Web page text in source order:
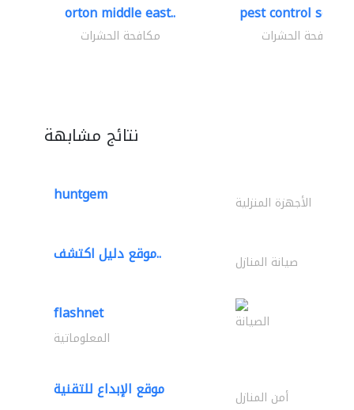
orton middle east..
مكافحة الحشرات
pest control
مكافحة الحشرات
نتائج مشابهة
huntgem الأجهزة المنزلية
موقع دليل اكتشف.. صيانة المنازل
flashnet الصيانة
المعلوماتية
موقع الإبداع للتقنية أمن المنازل